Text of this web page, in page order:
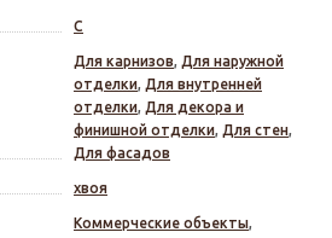
С
Для карнизов, Для наружной
отделки, Для внутренней
отделки, Для декора и
финишной отделки, Для стен,
Для фасадов
хвоя
Коммерческие объекты,